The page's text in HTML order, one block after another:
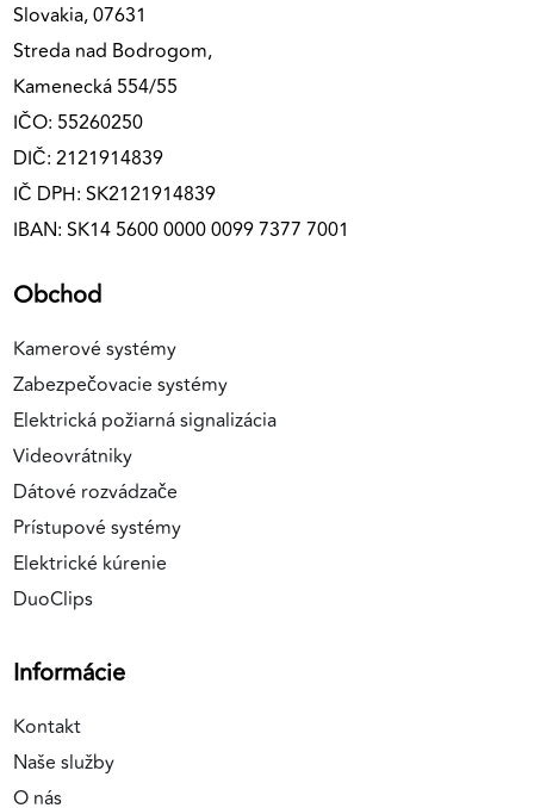
Slovakia, 07631
Streda nad Bodrogom,
Kamenecká 554/55
IČO: 55260250
DIČ: 2121914839
IČ DPH: SK2121914839
IBAN: SK14 5600 0000 0099 7377 7001
Obchod
Kamerové systémy
Zabezpečovacie systémy
Elektrická požiarná signalizácia
Videovrátniky
Dátové rozvádzače
Prístupové systémy
Elektrické kúrenie
DuoClips
Informácie
Kontakt
Naše služby
O nás